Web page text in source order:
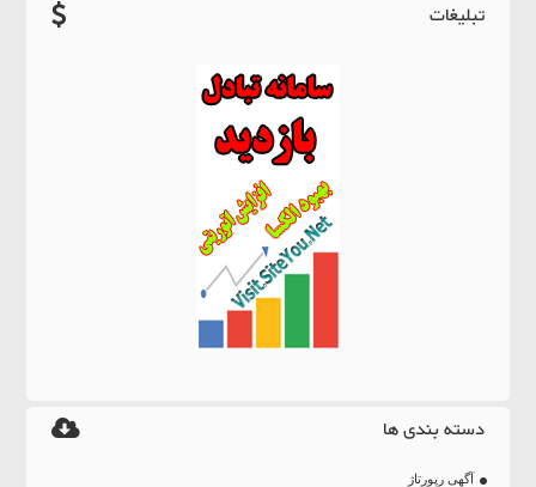
تبلیغات
دسته بندی ها
آگهی رپورتاژ